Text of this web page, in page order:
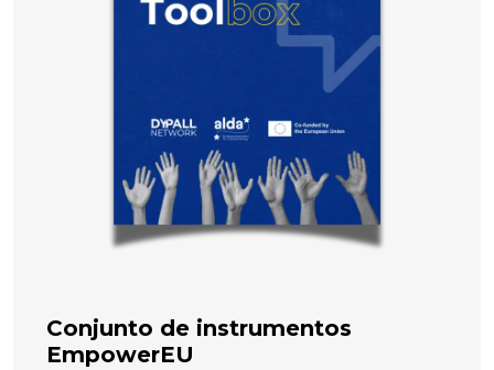
Conjunto de instrumentos
EmpowerEU